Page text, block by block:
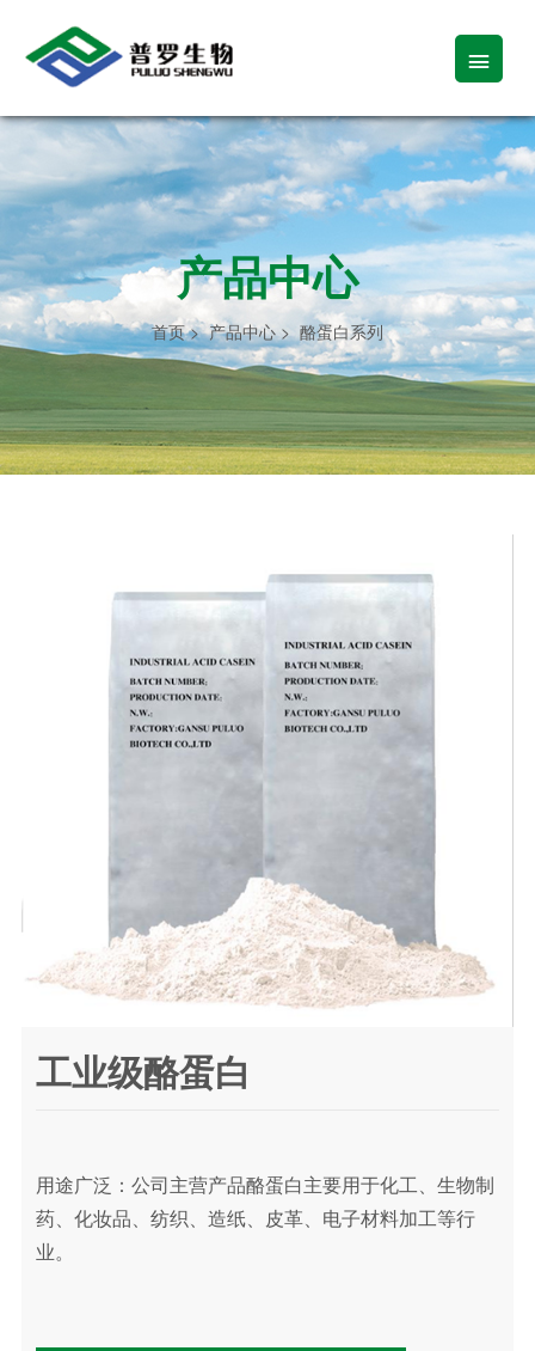

产品中心
首页> 产品中心> 酪蛋白系列
工业级酪蛋白
用途广泛：公司主营产品酪蛋白主要用于化工、生物制
药、化妆品、纺织、造纸、皮革、电子材料加工等行
业。